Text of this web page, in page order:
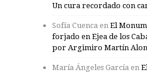
Un cura recordado con
Sofía Cuenca en El
forjado en Ejea de los
por Argimiro Martín
María Ángeles García en